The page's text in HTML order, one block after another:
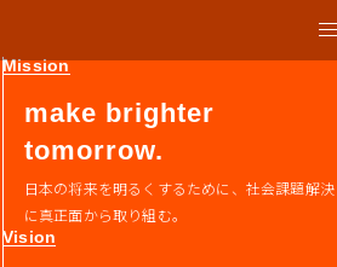
Mission
make brighter
tomorrow.
日本の将来を明るくするために、社会課題解決
に真正面から取り組む。
Vision